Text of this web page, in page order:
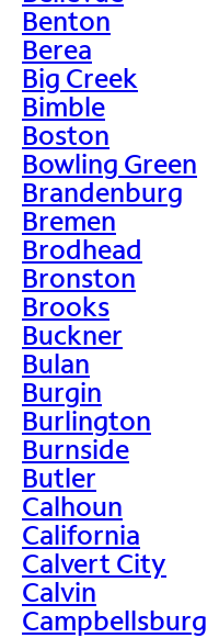
Benton
Berea
Big Creek
Bimble
Boston
Bowling Green
Brandenburg
Bremen
Brodhead
Bronston
Brooks
Buckner
Bulan
Burgin
Burlington
Burnside
Butler
Calhoun
California
Calvert City
Calvin
Campbellsburg